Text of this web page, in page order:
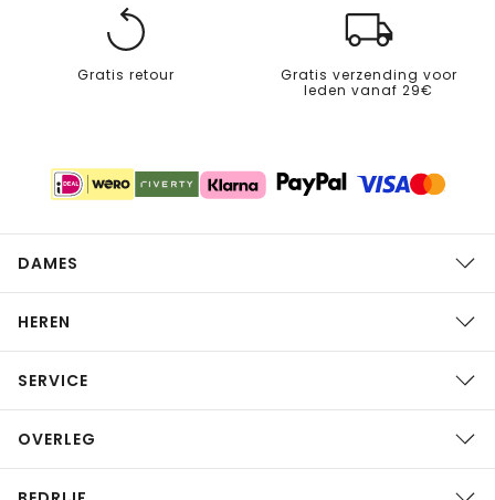
Gratis retour
Gratis verzending voor
leden vanaf 29€
DAMES
HEREN
SERVICE
OVERLEG